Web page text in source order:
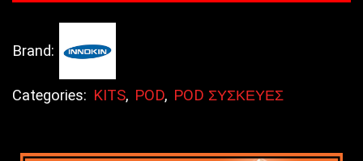
Brand:
Categories: KITS, POD, POD ΣΥΣΚΕΥΕΣ